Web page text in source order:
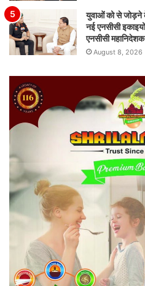
युवाओं को से जोड़ने के
नई एनसीसी
एनसीसी महानिदेशक
August 8, 2026